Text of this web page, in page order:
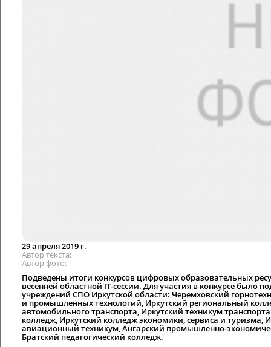
29 апреля 2019 г.
Автор текста
Автор фото
Подведены итоги конкурсов цифровых образовательных
весенней областной IT-сессии. Для участия в конкурсе было
учреждений СПО Иркутской области: Черемховский
и промышленных технологий, Иркутский региональный
автомобильного транспорта, Иркутский техникум
колледж, Иркутский колледж экономики, сервиса и туризма,
авиационный техникум, Ангарский промышленно-
Братский педагогический колледж.